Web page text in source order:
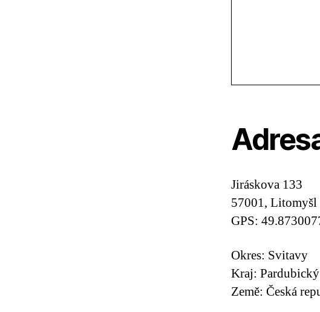
Jiráskova 133
57001, Litomyšl
GPS:
Okres: Svitavy
Kraj: Pardubický
Země: Česká